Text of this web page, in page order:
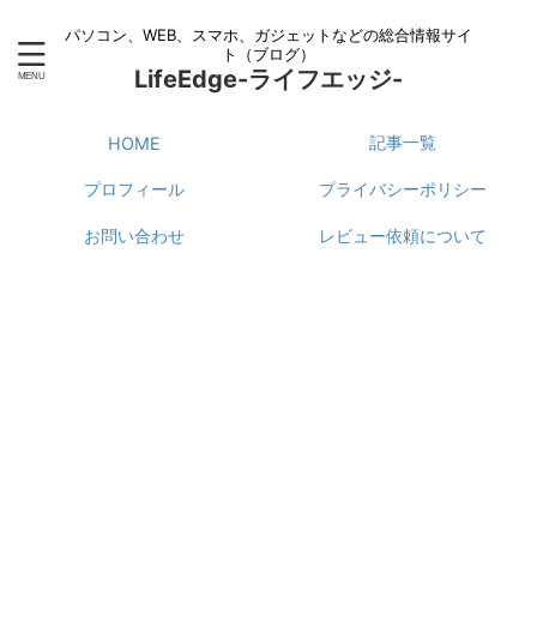
パソコン、WEB、スマホ、ガジェットなどの総合情報サイ
ト（ブログ）
LifeEdge-ライフエッジ-
HOME 記事一覧
プロフィール プライバシーポリシー
お問い合わせ レビュー依頼について